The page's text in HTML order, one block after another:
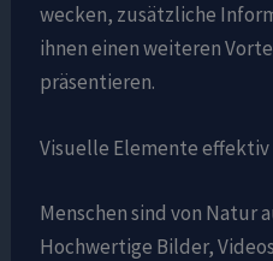
wecken, zusätzliche
ihnen einen weiteren
präsentieren.
Visuelle Elemente
Menschen sind von Natur
Hochwertige Bilder,